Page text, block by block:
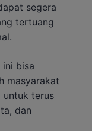
segera
tertuang
ini bisa
masyarakat
untuk terus
dan